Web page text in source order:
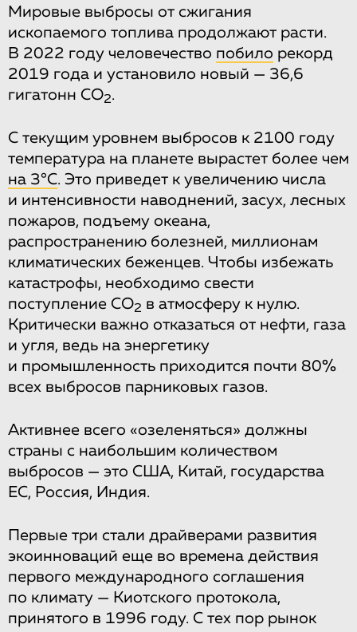
Мировые выбросы от сжигания
ископаемого топлива продолжают расти.
В 2022 году человечество побило рекорд
2019 года и установило новый — 36,6
гигатонн CO2.
С текущим уровнем выбросов к 2100 году
температура на планете вырастет более чем
на 3°C. Это приведет к увеличению числа
и интенсивности наводнений, засух, лесных
пожаров, подъему океана,
распространению болезней, миллионам
климатических беженцев. Чтобы избежать
катастрофы, необходимо свести
поступление СО2 в атмосферу к нулю.
Критически важно отказаться от нефти, газа
и угля, ведь на энергетику
и промышленность приходится почти 80%
всех выбросов парниковых газов.
Активнее всего «озеленяться» должны
страны с наибольшим количеством
выбросов — это США, Китай, государства
ЕС, Россия, Индия.
Первые три стали драйверами развития
экоинноваций еще во времена действия
первого международного соглашения
по климату — Киотского протокола,
принятого в 1996 году. С тех пор рынок